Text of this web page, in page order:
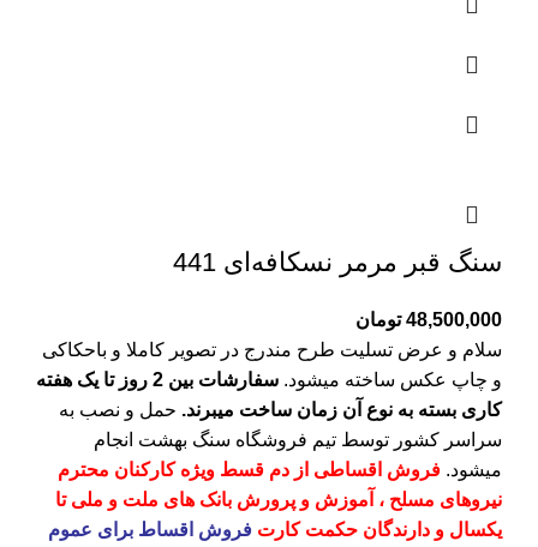
سنگ قبر مرمر نسکافه‌ای 441
48,500,000 تومان
سلام و عرض تسلیت طرح مندرج در تصویر کاملا و باحکاکی
و چاپ عکس ساخته میشود.
سفارشات بین 2 روز تا یک هفته
کاری بسته به نوع آن زمان ساخت میبرند. حمل و نصب به
سراسر کشور توسط تیم فروشگاه سنگ بهشت انجام
میشود. فروش اقساطی از دم قسط ویژه کارکنان محترم
نیروهای مسلح ، آموزش و پرورش بانک های ملت و ملی تا
یکسال و دارندگان حکمت کارت فروش اقساط برای عموم